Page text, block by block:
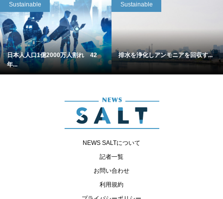
Sustainable
日本人人口1億2000万人割れ 42
年...
Sustainable
排水を浄化しアンモニアを回収す...
NEWS SALTについて
記者一覧
お問い合わせ
利用規約